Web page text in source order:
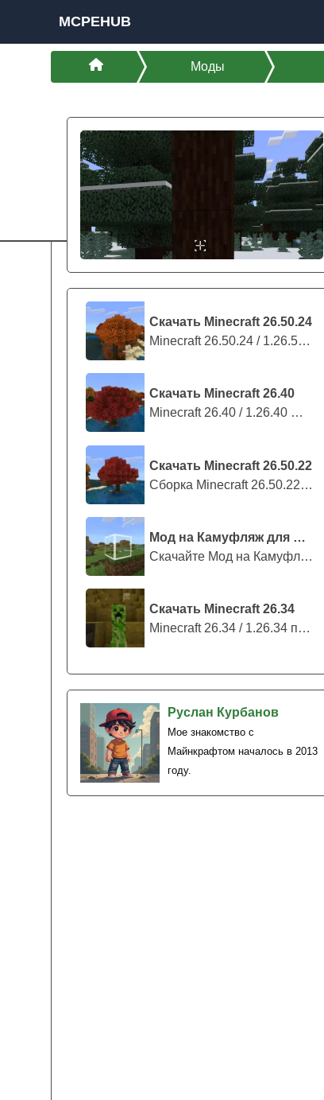
MCPEHUB
Моды
Скачать Minecraft 26.50.24
Minecraft 26.50.24 / 1.26.50.24 предс...
Скачать Minecraft 26.40
Minecraft 26.40 / 1.26.40 — стабильны...
Скачать Minecraft 26.50.22
Сборка Minecraft 26.50.22 / 1.26.50.2...
Мод на Камуфляж для Майнкрафт ПЕ
Скачайте Мод на Камуфляж на Майнкрафт...
Скачать Minecraft 26.34
Minecraft 26.34 / 1.26.34 представляе...
Руслан Курбанов
Мое знакомство с
Майнкрафтом началось в 2013
году.